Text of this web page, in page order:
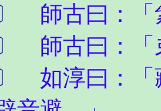
古曰：「絫
古曰：「
淳曰：「藏